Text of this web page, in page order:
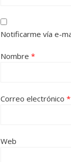
Notificarme vía e-
Nombre *
Correo electrónico *
Web